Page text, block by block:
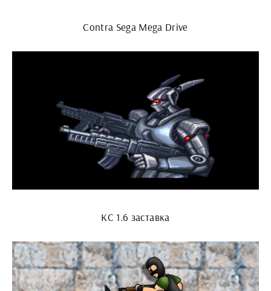
Contra Sega Mega Drive
КС 1.6 заставка